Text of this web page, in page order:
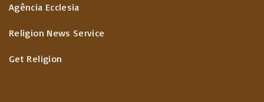
Agência Ecclesia
Religion News Service
Get Religion